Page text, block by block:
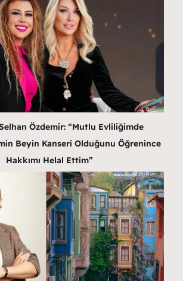
Özdemir: “Mutlu Evliliğimde
Beyin Kanseri Olduğunu Öğrenince
Hakkımı Helal Ettim”